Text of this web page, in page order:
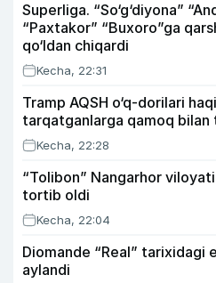
Superliga. “So‘g‘diyona”
“Paxtakor” “Buxoro”ga
qo‘ldan chiqardi
Kecha, 22:31
Tramp AQSH o‘q-dorilari
tarqatganlarga qamoq bilan
Kecha, 22:28
“Tolibon” Nangarhor
tortib oldi
Kecha, 22:04
Diomande “Real”
aylandi